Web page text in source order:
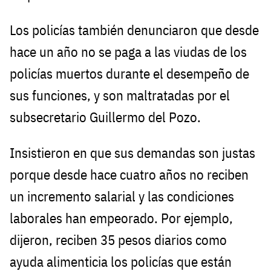
Los policías también denunciaron que desde
hace un año no se paga a las viudas de los
policías muertos durante el desempeño de
sus funciones, y son maltratadas por el
subsecretario Guillermo del Pozo.
Insistieron en que sus demandas son justas
porque desde hace cuatro años no reciben
un incremento salarial y las condiciones
laborales han empeorado. Por ejemplo,
dijeron, reciben 35 pesos diarios como
ayuda alimenticia los policías que están